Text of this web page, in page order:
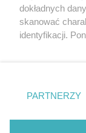
Piekary Śląskie
Chorzów
Tarnowskie Góry
Gliwice
dokładnych
skanować
identyfikacji.
prywatności
. Niektóre
zgody
takiemu
PARTNERZY